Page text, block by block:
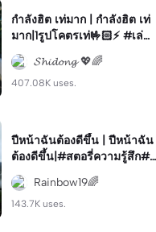
กำลังฮิต เท่มาก | กำลังฮิต เท่
มาก|1รูปโคตรเท่🤟🏻⚡️ #เล่นเ
พลง #เท่ๆ #fyp #mimimi
𝓢𝓱𝓲𝓭𝓸𝓷𝓰 💖🌈
407.08K uses.
ปีหน้าฉันต้องดีขึ้น | ปีหน้าฉัน
ต้องดีขึ้น|#สตอรี่ความรู้สึก#
คำคมโดนใจ
Rainbow19🌈
143.7K uses.